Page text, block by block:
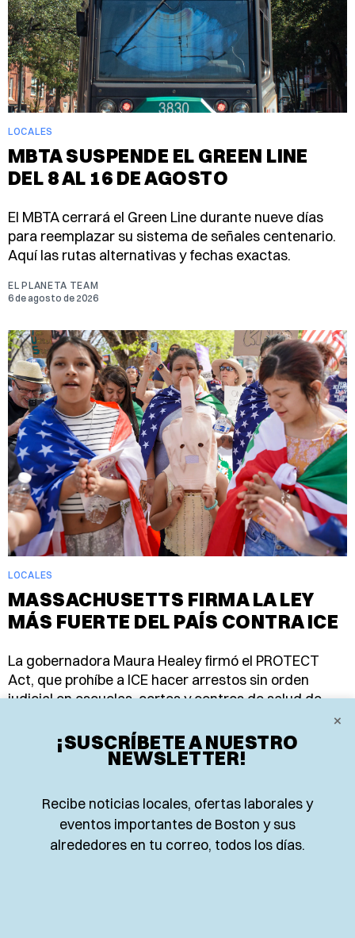
LOCALES
MBTA SUSPENDE EL GREEN LINE
DEL 8 AL 16 DE AGOSTO
El MBTA cerrará el Green Line durante nueve días
para reemplazar su sistema de señales centenario.
Aquí las rutas alternativas y fechas exactas.
EL PLANETA TEAM
6 de agosto de 2026
LOCALES
MASSACHUSETTS FIRMA LA LEY
MÁS FUERTE DEL PAÍS CONTRA ICE
La gobernadora Maura Healey firmó el PROTECT
Act, que prohíbe a ICE hacer arrestos sin orden
judicial en escuelas, cortes y centros de salud de
EL PLANETA TEAM
×
¡SUSCRÍBETE A NUESTRO
NEWSLETTER!
Recibe noticias locales, ofertas laborales y
eventos importantes de Boston y sus
alrededores en tu correo, todos los días.